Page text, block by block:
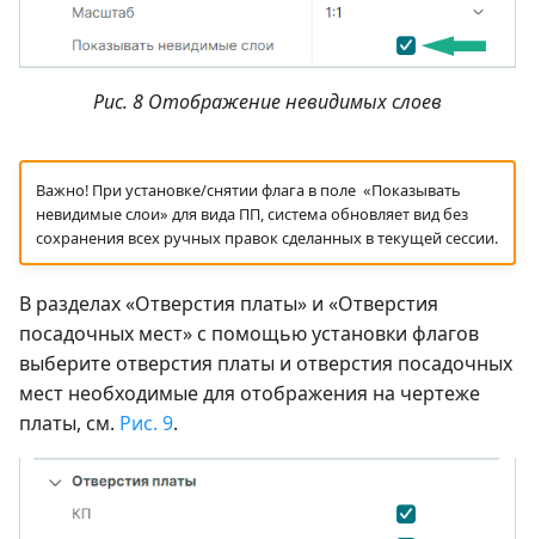
Рис. 8 Отображение невидимых слоев
Важно! При установке/снятии флага в поле «Показывать
невидимые слои» для вида ПП, система обновляет вид без
сохранения всех ручных правок сделанных в текущей сессии.
В разделах «Отверстия платы» и «Отверстия
посадочных мест» с помощью установки флагов
выберите отверстия платы и отверстия посадочных
мест необходимые для отображения на чертеже
платы, см. Рис. 9.